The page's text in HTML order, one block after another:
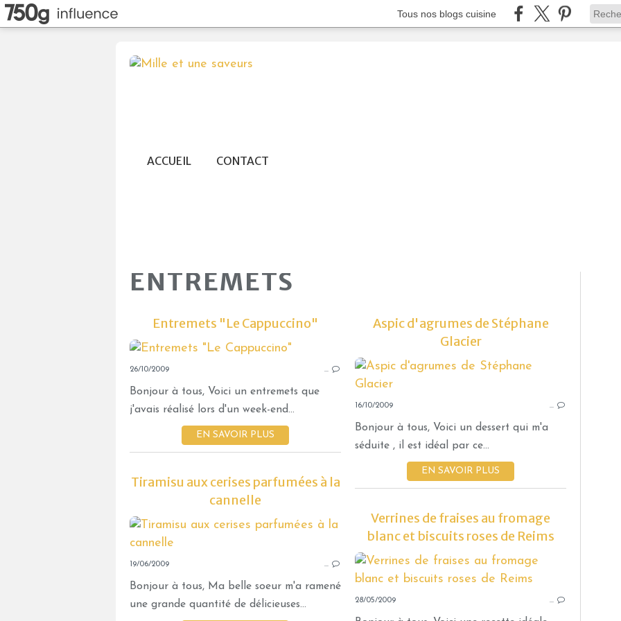
Tous nos blogs cuisine
ACCUEIL CONTACT
ENTREMETS
Entremets "Le Cappuccino"
26/10/2009 …
Bonjour à tous, Voici un entremets que
j'avais réalisé lors d'un week-end...
EN SAVOIR PLUS
Aspic d'agrumes de Stéphane
Glacier
16/10/2009 …
Bonjour à tous, Voici un dessert qui m'a
séduite , il est idéal par ce...
EN SAVOIR PLUS
Tiramisu aux cerises parfumées à la
cannelle
ENTREMETS
19/06/2009 …
Bonjour à tous, Ma belle soeur m'a ramené
une grande quantité de délicieuses...
Verrines de fraises au fromage
blanc et biscuits roses de Reims
28/05/2009 …